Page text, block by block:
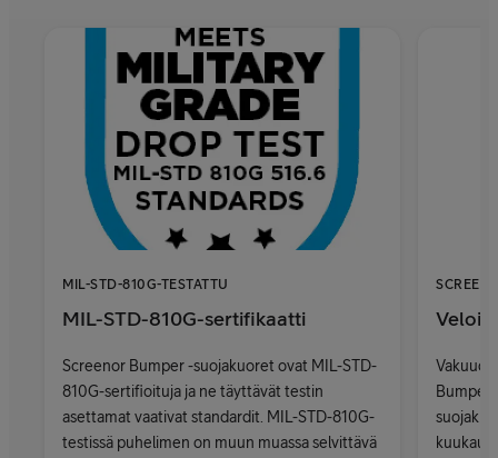
MIL-STD-810G-TESTATTU
MIL-STD-810G-sertifikaatti
Screenor Bumper -suojakuoret ovat MIL-STD-
810G-sertifioituja ja ne täyttävät testin
asettamat vaativat standardit. MIL-STD-810G-
testissä puhelimen on muun muassa selvittävä
Bumper,